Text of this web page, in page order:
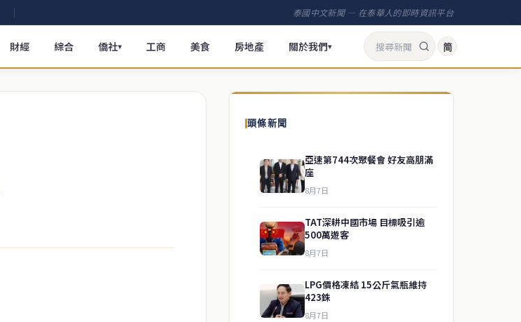
泰國中文新聞 — 在泰華人的即時資訊平台
財經 綜合 僑社▾ 工商 美食 房地產 關於我們▾ 简
頭條新聞
亞速第744次聚餐會 好友高朋滿
座
8月7日
TAT深耕中國市場 目標吸引逾
500萬遊客
8月7日
LPG價格凍結 15公斤氣瓶維持
423銖
8月7日